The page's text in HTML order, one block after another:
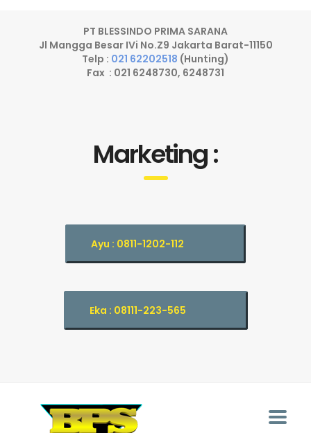
PT BLESSINDO PRIMA SARANA
Jl Mangga Besar IVi No.Z9 Jakarta Barat-11150
Telp : 021 62202518 (Hunting)
Fax : 021 6248730, 6248731
Marketing :
Ayu : 0811-1202-112
Eka : 08111-223-565